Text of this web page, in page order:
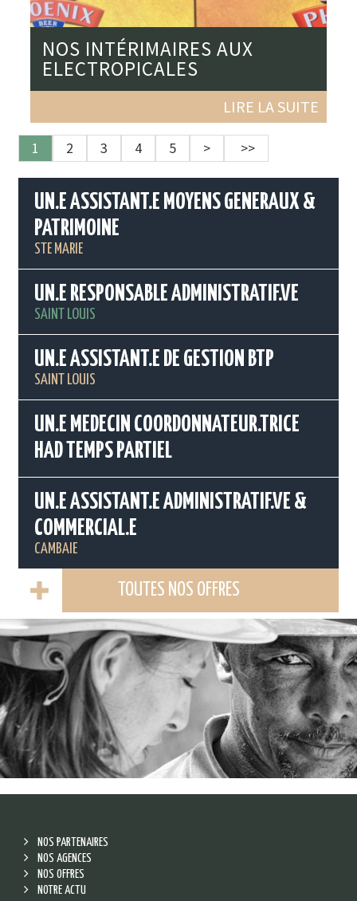
NOS INTÉRIMAIRES AUX
ELECTROPICALES
LIRE LA SUITE
1 2 3 4 5 > >>
UN.E ASSISTANT.E MOYENS GENERAUX &
PATRIMOINE
STE MARIE
UN.E RESPONSABLE ADMINISTRATIF.VE
SAINT LOUIS
UN.E ASSISTANT.E DE GESTION BTP
SAINT LOUIS
UN.E MEDECIN COORDONNATEUR.TRICE
HAD TEMPS PARTIEL
UN.E ASSISTANT.E ADMINISTRATIF.VE &
COMMERCIAL.E
CAMBAIE
TOUTES NOS OFFRES
NOS PARTENAIRES
NOS AGENCES
NOS OFFRES
NOTRE ACTU